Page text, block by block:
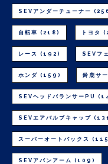
SEVアンダーチューナー
自転車 (218) トヨタ
レース (192) SEVフ
ホンダ (159) 鈴鹿サ
SEVヘッドバランサーPU
SEVエアバルブキャップ
スーパーオートバックス
SEVアバンアーム (109)